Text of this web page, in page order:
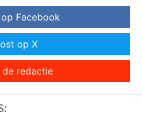
Facebook
op X
de redactie